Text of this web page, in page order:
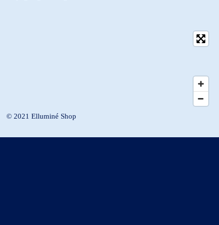
© 2021 Elluminé Shop